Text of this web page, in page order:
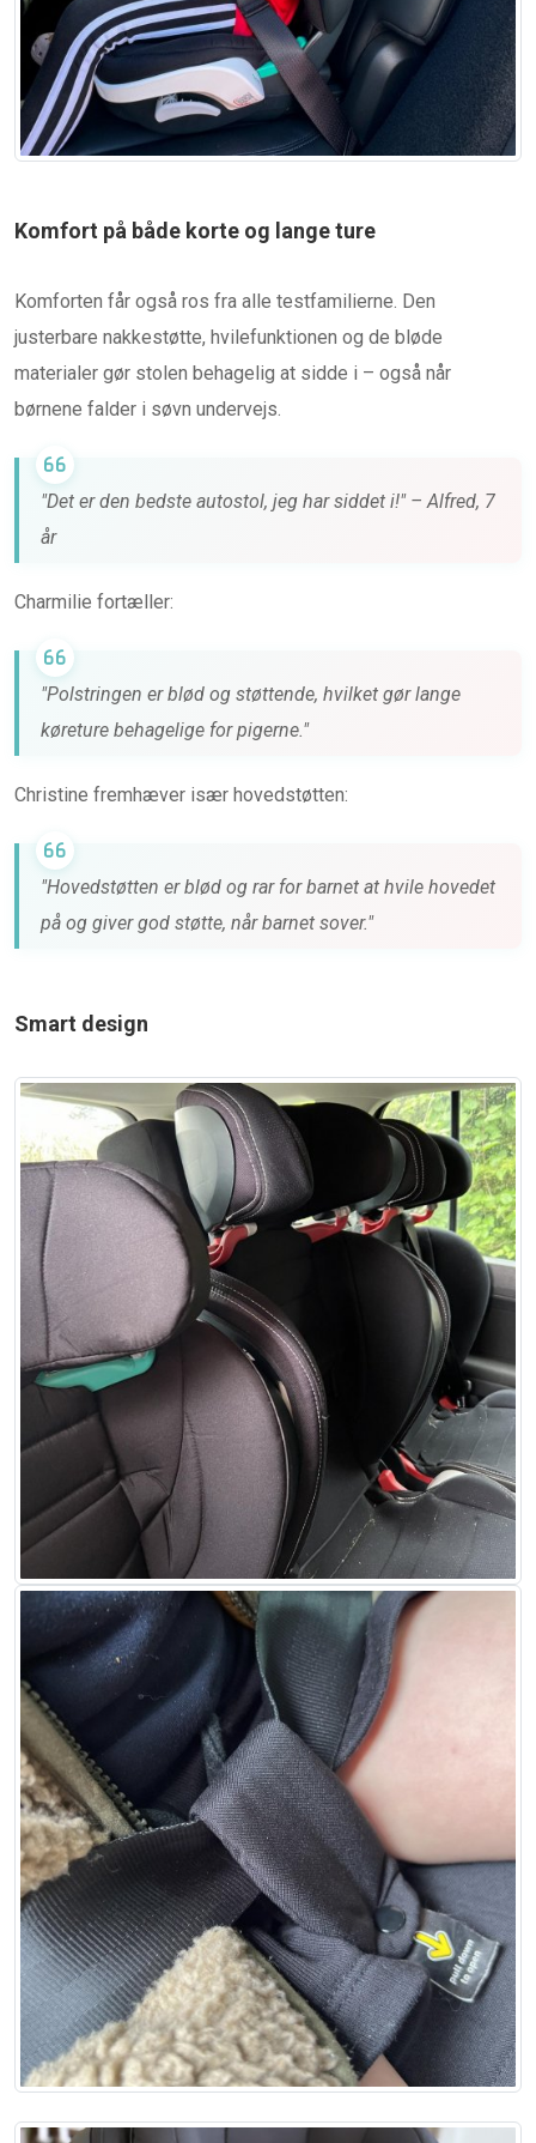
Komfort på både korte og lange ture
Komforten får også ros fra alle testfamilierne. Den
justerbare nakkestøtte, hvilefunktionen og de bløde
materialer gør stolen behagelig at sidde i – også når
børnene falder i søvn undervejs.
"Det er den bedste autostol, jeg har siddet i!" – Alfred, 7
år
Charmilie fortæller:
"Polstringen er blød og støttende, hvilket gør lange
køreture behagelige for pigerne."
Christine fremhæver især hovedstøtten:
"Hovedstøtten er blød og rar for barnet at hvile hovedet
på og giver god støtte, når barnet sover."
Smart design